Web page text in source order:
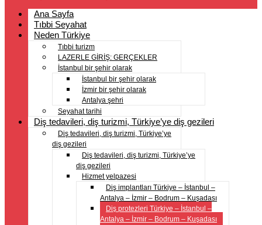
Ana Sayfa
Tıbbi Seyahat
Neden Türkiye
Tıbbi turizm
LAZERLE GİRİŞ: GERÇEKLER
İstanbul bir şehir olarak
İstanbul bir şehir olarak
İzmir bir şehir olarak
Antalya şehri
Seyahat tarihi
Diş tedavileri, diş turizmi, Türkiye’ye diş gezileri
Diş tedavileri, diş turizmi, Türkiye’ye
diş gezileri
Diş tedavileri, diş turizmi, Türkiye’ye
diş gezileri
Hizmet yelpazesi
Diş implantları Türkiye – İstanbul –
Antalya – İzmir – Bodrum – Kuşadası
Diş protezleri Türkiye – İstanbul –
Antalya – İzmir – Bodrum – Kuşadası